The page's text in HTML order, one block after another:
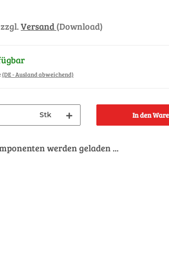
Versand (Download)
(DE - Ausland abweichend)
Stk In den
werden geladen ...